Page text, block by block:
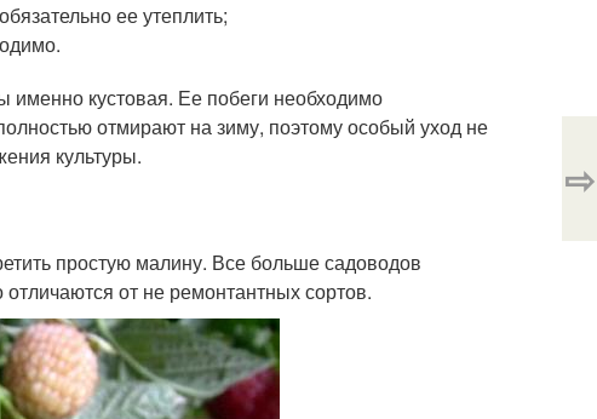
ее утеплить;
кустовая. Ее побеги необходимо
отмирают на зиму, поэтому особый уход не
культуры.
простую малину. Все больше садоводов
от не ремонтантных сортов.
⇨